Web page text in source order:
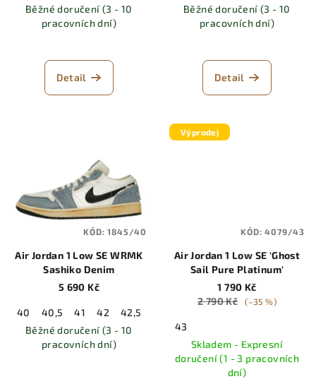
Běžné doručení (3 - 10
pracovních dní)
Detail
Běžné doručení (3 - 10
pracovních dní)
Detail
Air Jordan 1 Low SE WRMK
Sashiko Denim
5 690 Kč
40 40,5 41 42 42,5
Běžné doručení (3 - 10
pracovních dní)
KÓD:1845/40
Výprodej
Air Jordan 1 Low SE 'Ghost
Sail Pure Platinum'
1 790 Kč
2 790 Kč
(–35 %)
43
Skladem - Expresní
doručení (1 - 3 pracovních
dní)
KÓD:4079/43